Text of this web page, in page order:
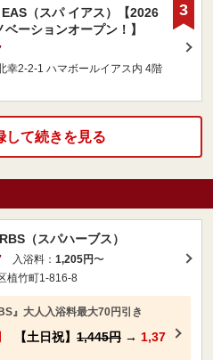
（スパ イアス）【2026
ーションオープン！】
幸2-2-1 ハマボールイアス内 4階
3
して続きを見る
（スパハーブス）
入浴料： 1,205円〜
植竹町1-816-8
』大人入浴料最大70円引き
【土日祝】 1,445円 → 1,37